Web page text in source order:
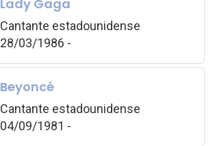
Lady Gaga
Cantante estadounidense
28/03/1986 -
Beyoncé
Cantante estadounidense
04/09/1981 -